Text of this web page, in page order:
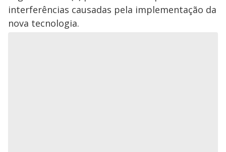
interferências causadas pela implementação da
nova tecnologia.